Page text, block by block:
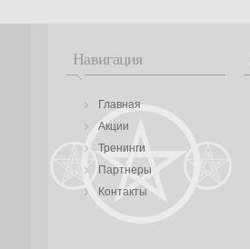
Навигация
Главная
Акции
Тренинги
Партнеры
Контакты